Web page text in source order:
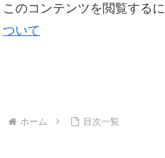
このコンテンツを閲覧する
ついて
ホーム 目次一覧